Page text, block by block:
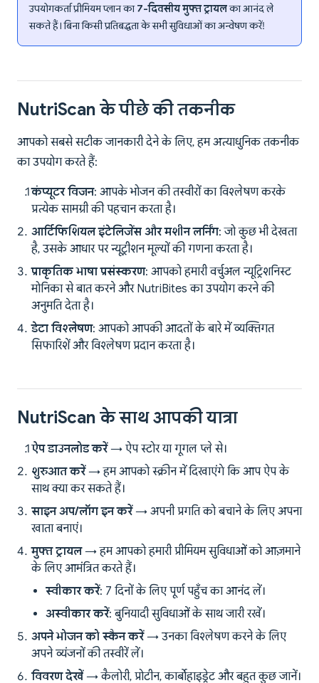
उपयोगकर्ता प्रीमियम प्लान का7-दिवसीय मुफ्त ट्रायलका आनंद ले
सकते हैं। बिना किसी प्रतिबद्धता के सभी सुविधाओं का अन्वेषण करें!
NutriScan के पीछे की तकनीक
आपको सबसे सटीक जानकारी देने के लिए, हम अत्याधुनिक तकनीक
का उपयोग करते हैं:
कंप्यूटर विजन: आपके भोजन की तस्वीरों का विश्लेषण करके
प्रत्येक सामग्री की पहचान करता है।
आर्टिफिशियल इंटेलिजेंस और मशीन लर्निंग: जो कुछ भी देखता
है, उसके आधार पर न्यूट्रीशन मूल्यों की गणना करता है।
प्राकृतिक भाषा प्रसंस्करण: आपको हमारी वर्चुअल न्यूट्रिशनिस्ट
मोनिका से बात करने और NutriBites का उपयोग करने की
अनुमति देता है।
डेटा विश्लेषण: आपको आपकी आदतों के बारे में व्यक्तिगत
सिफारिशें और विश्लेषण प्रदान करता है।
NutriScan के साथ आपकी यात्रा
ऐप डाउनलोड करें→ ऐप स्टोर या गूगल प्ले से।
शुरुआत करें→ हम आपको स्क्रीन में दिखाएंगे कि आप ऐप के
साथ क्या कर सकते हैं।
साइन अप/लॉग इन करें→ अपनी प्रगति को बचाने के लिए अपना
खाता बनाएं।
मुफ्त ट्रायल→ हम आपको हमारी प्रीमियम सुविधाओं को आज़माने
के लिए आमंत्रित करते हैं।
स्वीकार करें: 7 दिनों के लिए पूर्ण पहुँच का आनंद लें।
अस्वीकार करें: बुनियादी सुविधाओं के साथ जारी रखें।
अपने भोजन को स्कैन करें→ उनका विश्लेषण करने के लिए
अपने व्यंजनों की तस्वीरें लें।
विवरण देखें → कैलोरी, प्रोटीन, कार्बोहाइड्रेट और बहुत कुछ जानें।